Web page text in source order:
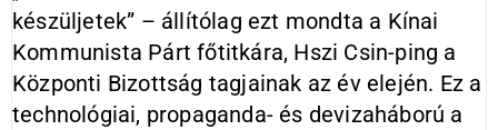
készüljetek” – állítólag ezt mondta a Kínai
Kommunista Párt főtitkára, Hszi Csin-ping a
Központi Bizottság tagjainak az év elején. Ez a
technológiai, propaganda- és devizaháború a